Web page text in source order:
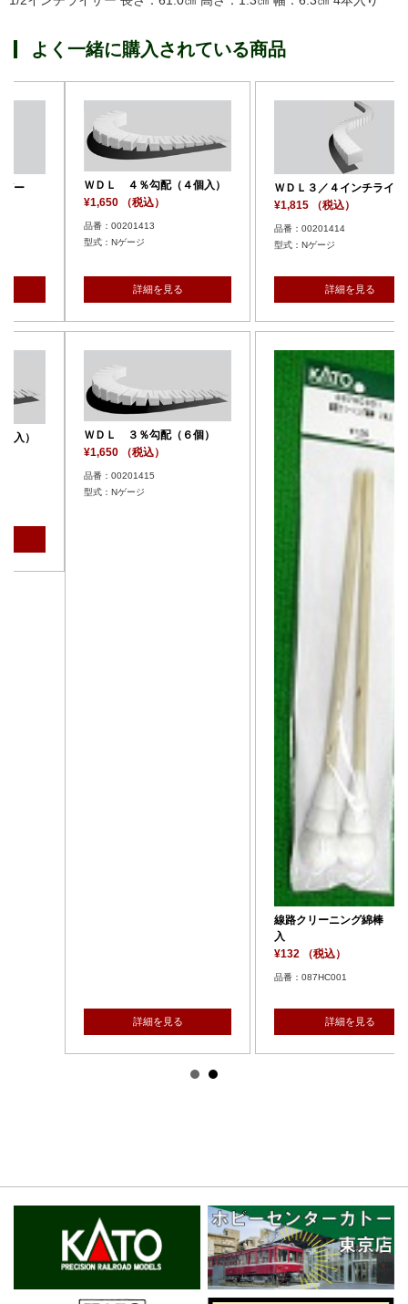
よく一緒に購入されている商品
ＷＤＬ ４％勾配（４個入）
¥1,650 （税込）
品番：00201413
型式：Nゲージ
ＷＤＬ３／４インチライザー
¥1,815 （税込）
品番：00201414
型式：Nゲージ
ＷＤＬ ３％勾配（６個）
¥1,650 （税込）
品番：00201415
型式：Nゲージ
線路クリーニング綿棒 ２本
¥132 （税込）
品番：087HC001